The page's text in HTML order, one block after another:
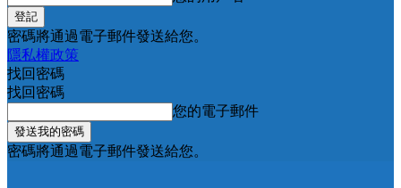
密碼將通過電子郵件發送給您。
隱私權政策
找回密碼
找回密碼
您的電子郵件
密碼將通過電子郵件發送給您。